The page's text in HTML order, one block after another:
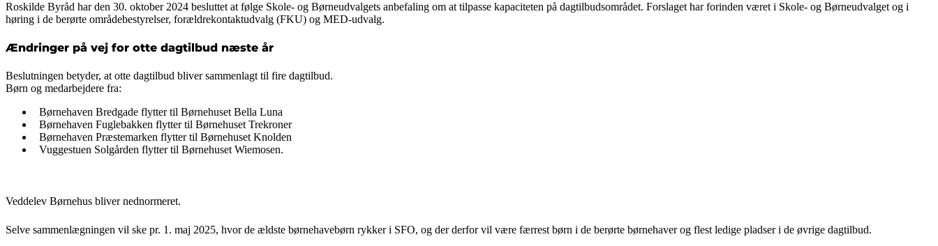
Roskilde Byråd har den 30. oktober 2024 besluttet at følge Skole- og Børneudvalgets anbefaling om at tilpasse kapaciteten på dagtilbudsområdet. Forslaget har forinden været i Skole- og Børneudvalget og i
høring i de berørte områdebestyrelser, forældrekontaktudvalg (FKU) og MED-udvalg.
Ændringer på vej for otte dagtilbud næste år
Beslutningen betyder, at otte dagtilbud bliver sammenlagt til fire dagtilbud.
Børn og medarbejdere fra:
Børnehaven Bredgade flytter til Børnehuset Bella Luna
Børnehaven Fuglebakken flytter til Børnehuset Trekroner
Børnehaven Præstemarken flytter til Børnehuset Knolden
Vuggestuen Solgården flytter til Børnehuset Wiemosen.
Veddelev Børnehus bliver nednormeret.
Selve sammenlægningen vil ske pr. 1. maj 2025, hvor de ældste børnehavebørn rykker i SFO, og der derfor vil være færrest børn i de berørte børnehaver og flest ledige pladser i de øvrige dagtilbud.